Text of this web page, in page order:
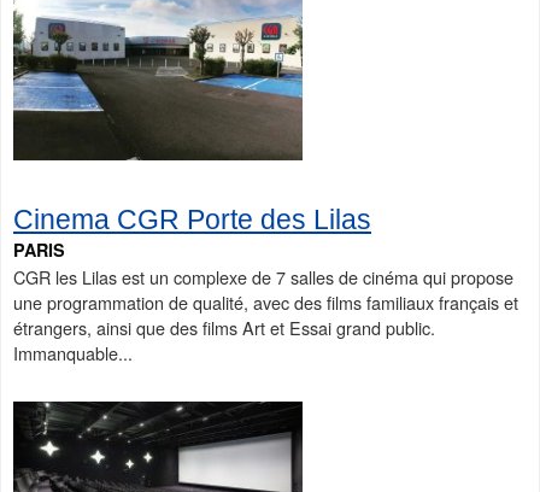
Cinema CGR Porte des Lilas
PARIS
CGR les Lilas est un complexe de 7 salles de cinéma qui propose
une programmation de qualité, avec des films familiaux français et
étrangers, ainsi que des films Art et Essai grand public.
Immanquable...